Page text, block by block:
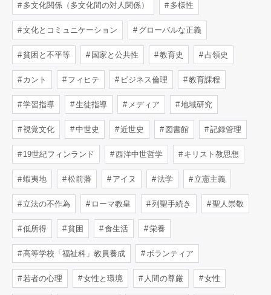
多文化関係（多文化間の対人関係） 多様性
文化とコミュニケーション グローバルな正義
貧困と不平等 国家と公共性 教育史 占領史
カント フィヒテ ビジネス倫理 教育課程
学習指導 生徒指導 メディア 地域研究
視覚文化 中世史 近世史 図書館 記録管理
19世紀フィンランド 西洋中世哲学 キリスト教思想
蝦夷地 松前藩 アイヌ 法学 立憲主義
立法の不作為 ローマ教皇 列聖手続き 聖人崇敬
低所得 貧困 食生活 栄養
高等学校「福祉科」教員養成 ボランティア
若者の心理 女性と環境 人間の尊厳 女性